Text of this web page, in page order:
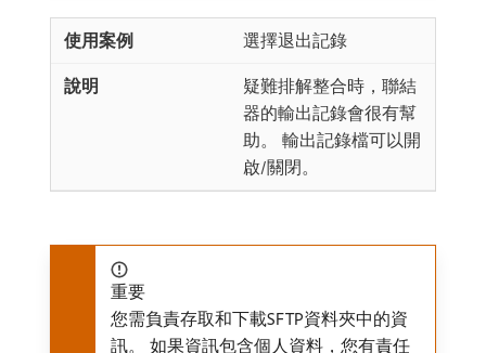
選擇退出記錄
疑難排解整合時，聯結
器的輸出記錄會很有幫
助。 輸出記錄檔可以開
啟/關閉。
重要
您需負責存取和下載SFTP資料夾中的資
訊。 如果資訊包含個人資料，您有責任